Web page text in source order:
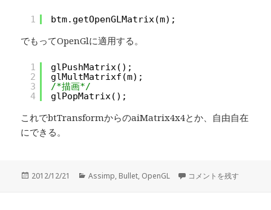
1 btm.getOpenGLMatrix(m);
でもってOpenGlに適用する。
1
2
3
4
glPushMatrix();
glMultMatrixf(m);
/*描画*/
glPopMatrix();
これでbtTransformからのaiMatrix4x4とか、自由自在
にできる。
投
2012/12/21
カ
Assimp, Bullet, OpenGL OpenGL-Assimp-Bullet
コメントを残す